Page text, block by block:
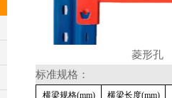
菱形孔
标准规格：
横梁规格(mm) 横梁长度(mm)